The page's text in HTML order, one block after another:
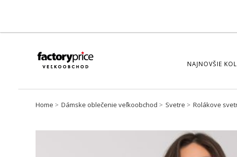
NAJNOVŠIE
Home Dámske oblečenie veľkoobchod Svetre Rolákove